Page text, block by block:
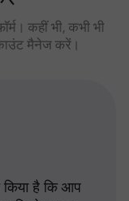
कहीं भी, कभी भी
मैनेज करें।
किया है कि आप